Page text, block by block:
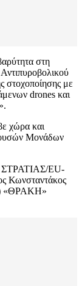
στη
στοχοποίησης με
drones και
χώρα και
Μονάδων
ΣΤΡΑΤΙΑΣ/ΕU-
Κωνσταντάκος
«ΘΡΑΚΗ»